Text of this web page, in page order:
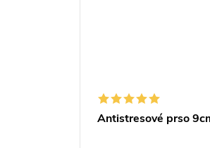
Antistresové prso